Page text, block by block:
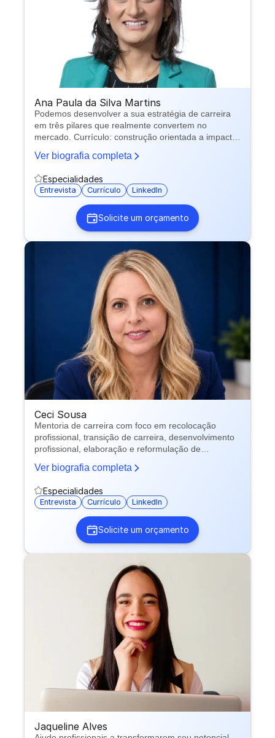
Ana Paula da Silva Martins
Podemos desenvolver a sua estratégia de carreira
em três pilares que realmente convertem no
mercado. Currículo: construção orientada a impacto,
filtro do ATS e despertam interesse imediato do
para gerar atração, autoridade e oportunidades,
utilizando narrativa, SEO e comportamento de
algoritmo a seu favor. Entrevista: preparação de alto
nível para transformar sua trajetória em argumentos
de valor, com clareza, segurança e direcionamento
para aprovação. Gupy: estruturação das
informações alinhadas ao mercado, posicionamento
por vaga, escolha assertiva de competências e uso
estratégico dos recursos da plataforma para
performar melhor nas etapas e entrevistas. Meu
foco é tirar você da tentativa e erro e te colocar em
um processo estruturado, onde cada etapa da sua
comunicação profissional trabalha para o mesmo
objetivo: ser escolhido. Não é sobre ser perfeito, é
sobre encontrar seu brilho e demostrar isso para
mercado!
Ver biografia completa
Especialidades
Entrevista Currículo LinkedIn
Solicite um orçamento
Ceci Sousa
Mentoria de carreira com foco em recolocação
profissional, transição de carreira, desenvolvimento
profissional, elaboração e reformulação de
preparação para processos seletivos e entrevistas,
empregabilidade.
Ver biografia completa
Especialidades
Entrevista Currículo LinkedIn
Solicite um orçamento
Jaqueline Alves